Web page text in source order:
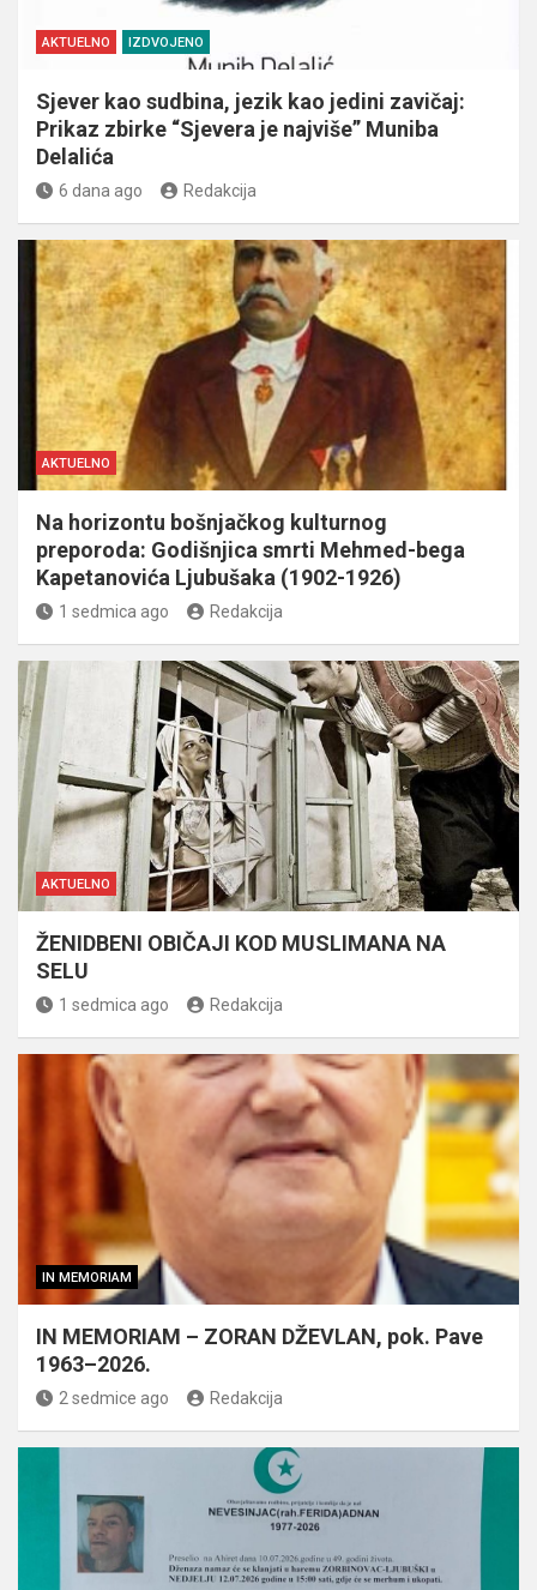
AKTUELNO IZDVOJENO
Sjever kao sudbina, jezik kao jedini zavičaj:
Prikaz zbirke “Sjevera je najviše” Muniba
Delalića
6 dana ago Redakcija
AKTUELNO
Na horizontu bošnjačkog kulturnog
preporoda: Godišnjica smrti Mehmed-bega
Kapetanovića Ljubušaka (1902-1926)
1 sedmica ago Redakcija
AKTUELNO
ŽENIDBENI OBIČAJI KOD MUSLIMANA NA
SELU
1 sedmica ago Redakcija
IN MEMORIAM
IN MEMORIAM – ZORAN DŽEVLAN, pok. Pave
1963–2026.
2 sedmice ago Redakcija